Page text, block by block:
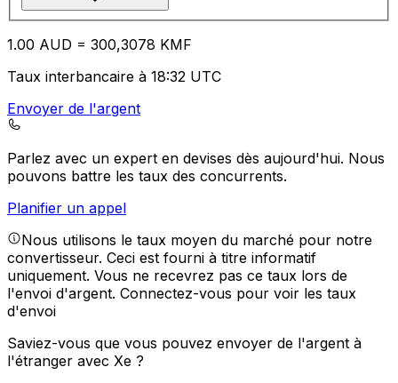
1.00 AUD = 300,3078 KMF
Taux interbancaire à 18:32 UTC
Envoyer de l'argent
Parlez avec un expert en devises dès aujourd'hui. Nous
pouvons battre les taux des concurrents.
Planifier un appel
Nous utilisons le taux moyen du marché pour notre
convertisseur. Ceci est fourni à titre informatif
uniquement. Vous ne recevrez pas ce taux lors de
l'envoi d'argent. Connectez-vous pour voir les taux
d'envoi
Saviez-vous que vous pouvez envoyer de l'argent à
l'étranger avec Xe ?